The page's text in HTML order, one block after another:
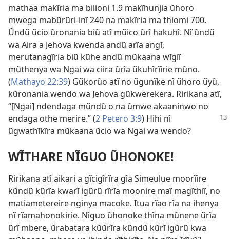
mathaa makĩria ma bilioni 1.9 makĩhunjia ũhoro
mwega mabũrũri-inĩ 240 na makĩria ma thiomi 700.
Ũndũ ũcio ũronania biũ atĩ mũico ũrĩ hakuhĩ. Nĩ ũndũ
wa Aira a Jehova kwenda andũ arĩa angĩ,
merutanagĩria biũ kũhe andũ mũkaana wĩgiĩ
mũthenya wa Ngai wa ciira ũrĩa ũkuhĩrĩirie mũno.
(Mathayo 22:39) Gũkorũo atĩ no ũgunĩke nĩ ũhoro ũyũ,
kũronania wendo wa Jehova gũkwerekera. Ririkana atĩ,
“[Ngai] ndendaga mũndũ o na ũmwe akaaninwo no
endaga othe merire.”(2 Petero 3:9) Hihi nĩ
ũgwathĩkĩra mũkaana ũcio wa Ngai wa wendo?
WĨTHARE NĨGUO ŨHONOKE!
Ririkana atĩ aikari a gĩcigĩrĩra gĩa Simeulue moorĩire
kũndũ kũrĩa kwarĩ igũrũ rĩrĩa moonire maĩ magĩthiĩ, no
matiametereire nginya macoke. Itua rĩao rĩa na ihenya
nĩ rĩamahonokirie. Nĩguo ũhonoke thĩna mũnene ũrĩa
ũrĩ mbere, ũrabatara kũũrĩra kũndũ kũrĩ igũrũ kwa